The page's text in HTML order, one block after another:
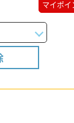
マイポイ